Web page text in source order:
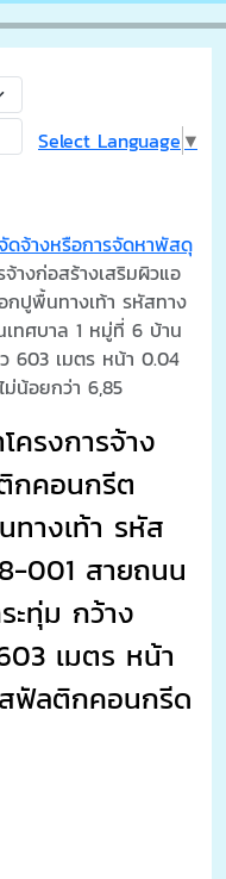
Select Language ▼
ดจ้างหรือการจัดหาพัสดุ
จ้างก่อสร้างเสริมผิวแอ
ปูพื้นทางเท้า รหัสทาง
ทศบาล 1 หมู่ที่ 6 บ้าน
603 เมตร หน้า 0.04
น้อยกว่า 6,85
ครงการจ้าง
กคอนกรีต
างเท้า รหัส
001 สายถนน
ะทุ่ม กว้าง
เมตร หน้า
ฟัลติกคอนกรีด